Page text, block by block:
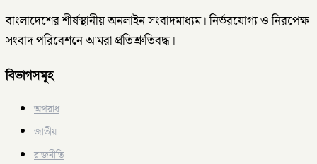
বাংলাদেশের শীর্ষস্থানীয় অনলাইন সংবাদমাধ্যম। নির্ভরযোগ্য ও নিরপেক্ষ
সংবাদ পরিবেশনে আমরা প্রতিশ্রুতিবদ্ধ।
বিভাগসমূহ
অপরাধ
জাতীয়
রাজনীতি